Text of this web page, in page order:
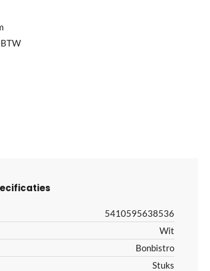
5410595638536
Wit
Bonbistro
Stuks